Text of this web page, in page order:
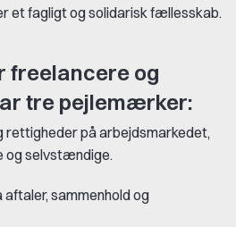
et fagligt og solidarisk fællesskab.
freelancere og
tre pejlemærker:
rettigheder på arbejdsmarkedet,
og selvstændige.
sammenhold og